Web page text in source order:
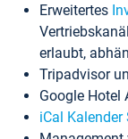
Erweitertes
erlaubt,
Tripadvisor
Google Hotel
iCal Kalender